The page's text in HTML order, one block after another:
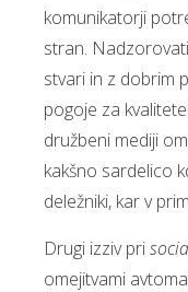
komunikatorji
stran.
stvari in z dobrim
pogoje za
družbeni mediji
kakšno sardelico
deležniki, kar v
Drugi izziv pri
omejitvami